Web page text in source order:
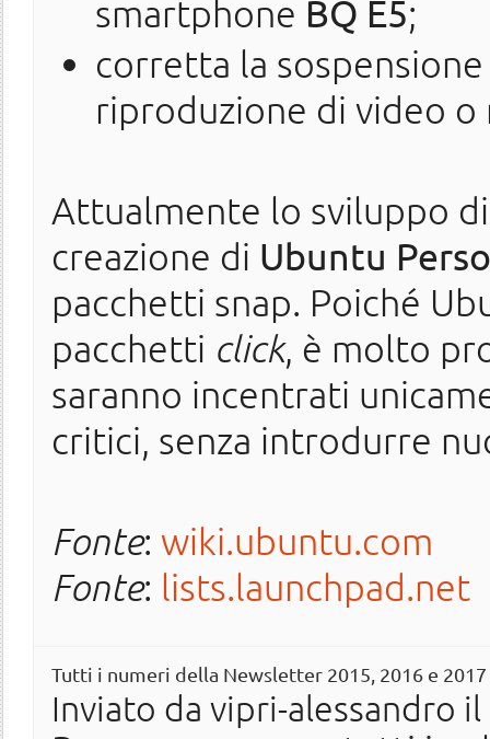
smartphone BQ E5;
corretta la
riproduzione di video
Attualmente lo sviluppo
creazione di Ubuntu
pacchetti snap. Poiché
pacchetti click, è molto
saranno incentrati
critici, senza introdurre
Fonte: wiki.ubuntu.com
Fonte: lists.launchpad.net
Tutti i numeri della Newsletter 2015, 2016 e
Inviato da vipri-alessandro il